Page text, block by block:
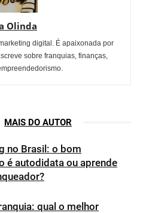
Olinda
digital. É apaixonada por
sobre franquias, finanças,
MAIS DO AUTOR
no Brasil: o bom
é autodidata ou aprende
qual o melhor